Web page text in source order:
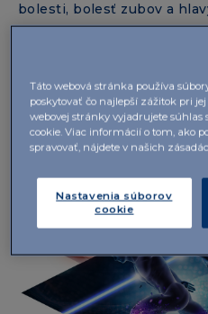
bolesti, bolesť zubov a
IBSA uviedla na globálny
technológiu, ktoré
rýchlu úľavu od bolesti
mäkkých tkanív,
akútnou a chronickou
Táto webová stránka používa
poskytovať čo najlepší zážitok pri
webovej stránky vyjadrujete
cookie. Viac informácií o tom, ako
spravovať, nájdete v našich
Nastavenia súborov
cookie